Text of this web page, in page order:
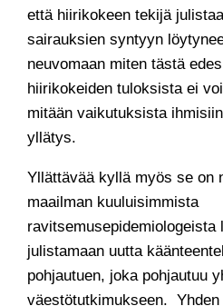
että hiirikokeen tekijä
sairauksien syntyyn
neuvomaan miten tästä
hiirikokeiden tuloksista ei
mitään vaikutuksista
yllätys.
Yllättävää kyllä myös se on
maailman kuuluisimmista
ravitsemusepidemiologeista
julistamaan uutta
pohjautuen, joka pohjautuu
väestötutkimukseen.